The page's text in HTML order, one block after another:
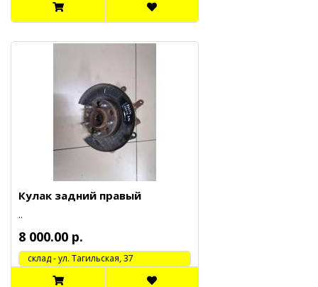
Кулак задний правый
..
8 000.00 р.
cклад - ул. Тагильская, 37